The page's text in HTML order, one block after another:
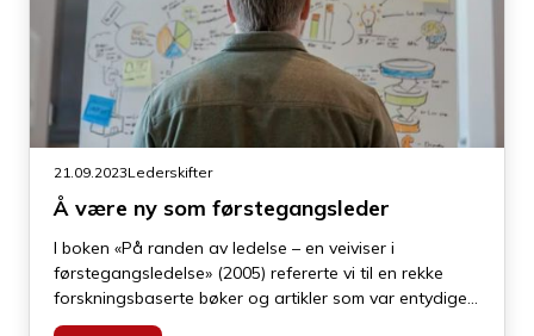
21.09.2023Lederskifter
Å være ny som førstegangsleder
I boken «På randen av ledelse – en veiviser i
førstegangsledelse» (2005) refererte vi til en rekke
forsk­nings­baserte bøker og artikler som var entydige i
sine konklusjoner: Førstegangslederne var ikke